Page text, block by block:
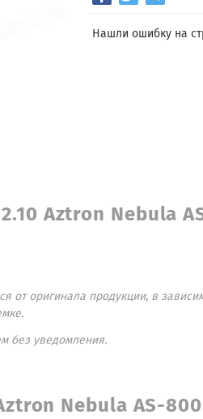
Нашли ошибку на
Aztron Nebula
от оригинала продукции, в
без уведомления.
Nebula AS-